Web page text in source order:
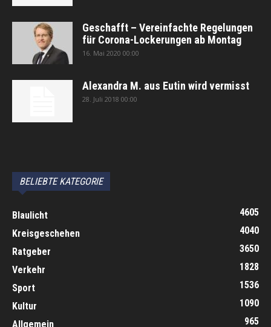
Geschafft – Vereinfachte Regelungen
für Corona-Lockerungen ab Montag
16. Mai 2020 00:00
Alexandra M. aus Eutin wird vermisst
28. Juli 2018 00:00
BELIEBTE KATEGORIE
Blaulicht
4605
Kreisgeschehen
4040
Ratgeber
3650
Verkehr
1828
Sport
1536
Kultur
1090
Allgemein
965